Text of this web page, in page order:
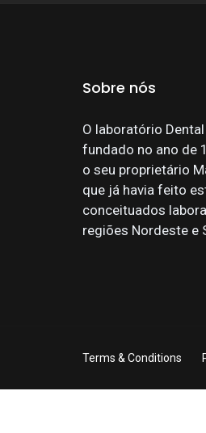
Sobre nós
O laboratório
fundado no ano de
o seu proprietário
que já havia feito
conceituados
regiões Nordeste e
Terms & Conditions